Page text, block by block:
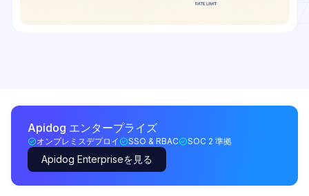
Apidog エンタープライズ
オンプレミスデプロイ SSO & RBAC SOC 2 準拠
Apidog Enterpriseを見る